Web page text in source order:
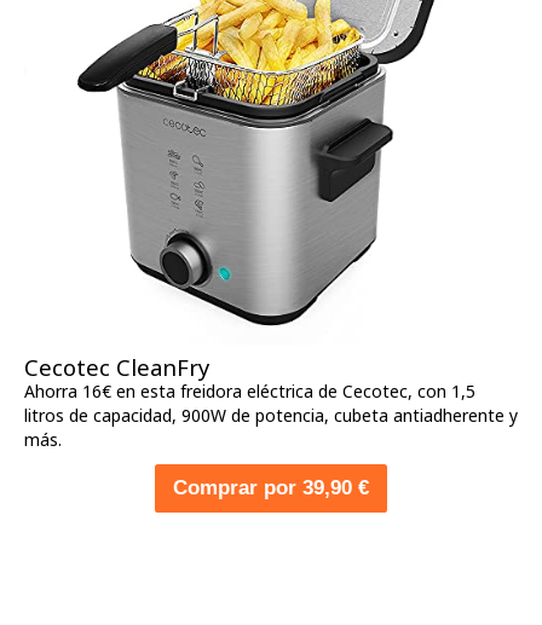
Cecotec CleanFry
Ahorra 16€ en esta freidora eléctrica de Cecotec, con 1,5
litros de capacidad, 900W de potencia, cubeta antiadherente y
más.
Comprar por 39,90 €